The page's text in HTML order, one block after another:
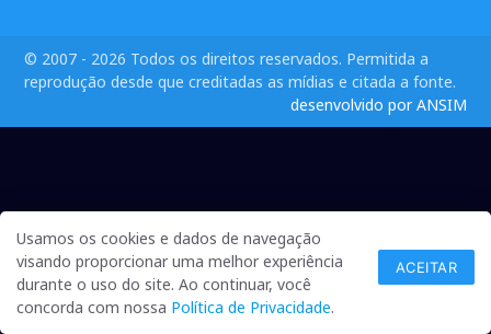
© 2007 - 2026 Todos os direitos reservados. Permitida a
reprodução desde que creditadas as mídias e citada a fonte.
desenvolvido por ANSIM
Usamos os cookies e dados de navegação
visando proporcionar uma melhor experiência
durante o uso do site. Ao continuar, você
concorda com nossa Política de Privacidade.
ACEITAR